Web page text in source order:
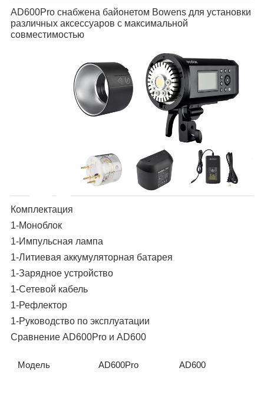
AD600Pro снабжена байонетом Bowens для установки
различных аксессуаров с максимальной
совместимостью
Комплектация
1-Моноблок
1-Импульсная лампа
1-Литиевая аккумуляторная батарея
1-Зарядное устройство
1-Сетевой кабель
1-Рефлектор
1-Руководство по эксплуатации
Сравнение AD600Pro и AD600
Модель AD600Pro AD600